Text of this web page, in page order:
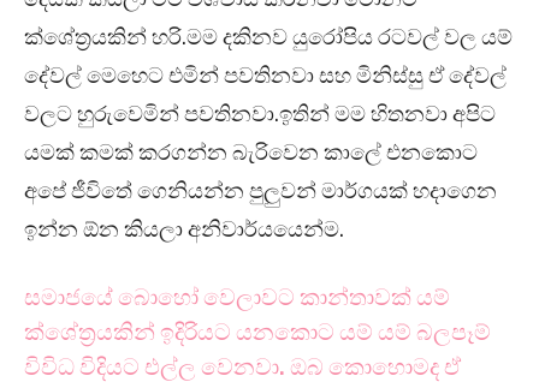
ක්ශේත්‍රයකින් හරි.මම දකිනව යුරෝපිය රටවල් වල යම්
දේවල් මෙහෙට එමින් පවතිනවා සහ මිනිස්සු ඒ දේවල්
වලට හුරුවෙමින් පවතිනවා.ඉතින් මම හිතනවා අපිට
යමක් කමක් කරගන්න බැරිවෙන කාලේ එනකොට
අපේ ජීවිතේ ගෙනියන්න පුලුවන් මාර්ගයක් හදාගෙන
ඉන්න ඕන කියලා අනිවාර්යයෙන්ම.
සමාජයේ බොහෝ වෙලාවට කාන්තාවක් යම්
ක්ශේත්‍රයකින් ඉදිරියට යනකොට යම් යම් බලපෑම්
විවිධ විදියට එල්ල වෙනවා. ඔබ කොහොමද ඒ